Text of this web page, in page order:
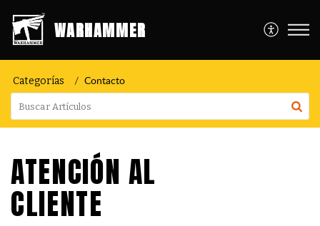
WARHAMMER
Categorías Contacto
ATENCIÓN AL
CLIENTE